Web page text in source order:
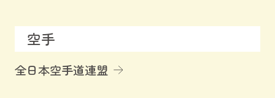
空手
全日本空手道連盟